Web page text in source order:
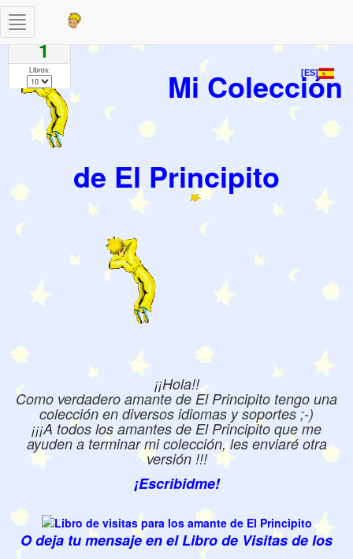
[ES]
Mi Colección
de El Principito
¡¡Hola!!
Como verdadero amante de El Principito tengo una
colección en diversos idiomas y soportes ;-)
¡¡¡A todos los amantes de El Principito que me
ayuden a terminar mi colección, les enviaré otra
versión !!!
¡Escribidme!
O deja tu mensaje en el Libro de Visitas de los
Toggle
navigation
Paginas
1
Libros: